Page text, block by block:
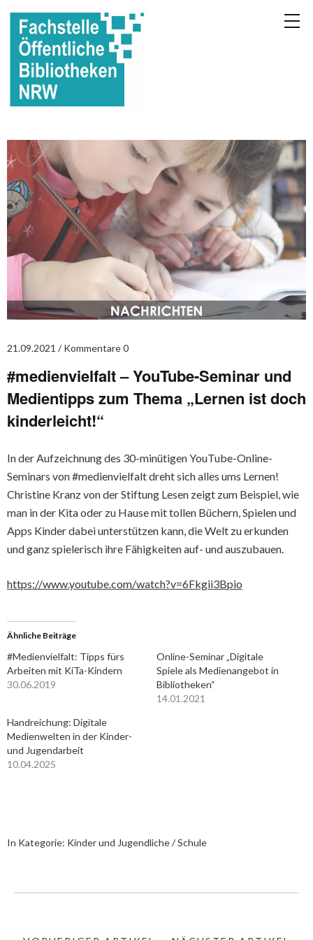
21.09.2021 Kommentare 0
#medienvielfalt – YouTube-Seminar und
Medientipps zum Thema „Lernen ist doch
kinderleicht!“
In der Aufzeichnung des 30-minütigen YouTube-Online-
Seminars von #medienvielfalt dreht sich alles ums Lernen!
Christine Kranz von der Stiftung Lesen zeigt zum Beispiel, wie
man in der Kita oder zu Hause mit tollen Büchern, Spielen und
Apps Kinder dabei unterstützen kann, die Welt zu erkunden
und ganz spielerisch ihre Fähigkeiten auf- und auszubauen.
https://www.youtube.com/watch?v=6Fkgii3Bpio
Ähnliche Beiträge
#Medienvielfalt: Tipps fürs
Arbeiten mit KiTa-Kindern
30.06.2019
Online-Seminar „Digitale
Spiele als Medienangebot in
Bibliotheken“
14.01.2021
Handreichung: Digitale
Medienwelten in der Kinder-
und Jugendarbeit
10.04.2025
In Kategorie: Kinder und Jugendliche / Schule